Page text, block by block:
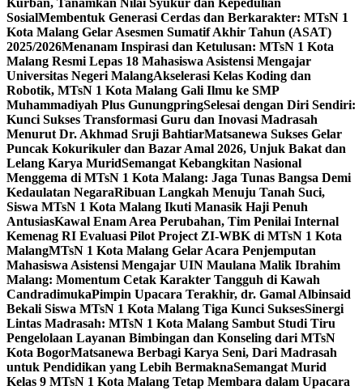
Kurban, Tanamkan Nilai Syukur dan Kepedulian
SosialMembentuk Generasi Cerdas dan Berkarakter: MTsN 1
Kota Malang Gelar Asesmen Sumatif Akhir Tahun (ASAT)
2025/2026Menanam Inspirasi dan Ketulusan: MTsN 1 Kota
Malang Resmi Lepas 18 Mahasiswa Asistensi Mengajar
Universitas Negeri MalangAkselerasi Kelas Koding dan
Robotik, MTsN 1 Kota Malang Gali Ilmu ke SMP
Muhammadiyah Plus GunungpringSelesai dengan Diri Sendiri:
Kunci Sukses Transformasi Guru dan Inovasi Madrasah
Menurut Dr. Akhmad Sruji BahtiarMatsanewa Sukses Gelar
Puncak Kokurikuler dan Bazar Amal 2026, Unjuk Bakat dan
Lelang Karya MuridSemangat Kebangkitan Nasional
Menggema di MTsN 1 Kota Malang: Jaga Tunas Bangsa Demi
Kedaulatan NegaraRibuan Langkah Menuju Tanah Suci,
Siswa MTsN 1 Kota Malang Ikuti Manasik Haji Penuh
AntusiasKawal Enam Area Perubahan, Tim Penilai Internal
Kemenag RI Evaluasi Pilot Project ZI-WBK di MTsN 1 Kota
MalangMTsN 1 Kota Malang Gelar Acara Penjemputan
Mahasiswa Asistensi Mengajar UIN Maulana Malik Ibrahim
Malang: Momentum Cetak Karakter Tangguh di Kawah
CandradimukaPimpin Upacara Terakhir, dr. Gamal Albinsaid
Bekali Siswa MTsN 1 Kota Malang Tiga Kunci SuksesSinergi
Lintas Madrasah: MTsN 1 Kota Malang Sambut Studi Tiru
Pengelolaan Layanan Bimbingan dan Konseling dari MTsN
Kota BogorMatsanewa Berbagi Karya Seni, Dari Madrasah
untuk Pendidikan yang Lebih BermaknaSemangat Murid
Kelas 9 MTsN 1 Kota Malang Tetap Membara dalam Upacara